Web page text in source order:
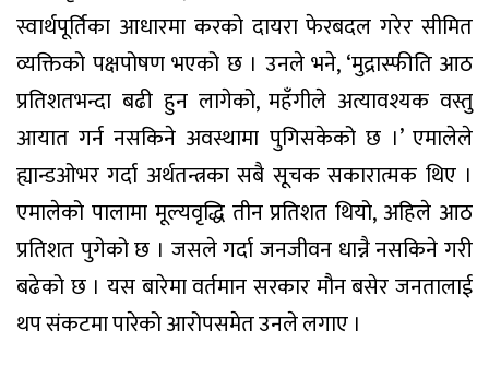
स्वार्थपूर्तिका आधारमा करको दायरा फेरबदल गरेर सीमित
व्यक्तिको पक्षपोषण भएको छ । उनले भने, ‘मुद्रास्फीति आठ
प्रतिशतभन्दा बढी हुन लागेको, महँगीले अत्यावश्यक वस्तु
आयात गर्न नसकिने अवस्थामा पुगिसकेको छ ।’ एमालेले
ह्यान्डओभर गर्दा अर्थतन्त्रका सबै सूचक सकारात्मक थिए ।
एमालेको पालामा मूल्यवृद्धि तीन प्रतिशत थियो, अहिले आठ
प्रतिशत पुगेको छ । जसले गर्दा जनजीवन धान्नै नसकिने गरी
बढेको छ । यस बारेमा वर्तमान सरकार मौन बसेर जनतालाई
थप संकटमा पारेको आरोपसमेत उनले लगाए ।